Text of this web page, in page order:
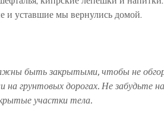
и уставшие мы вернулись домой.
быть закрытыми, чтобы не
грунтовых дорогах. Не забудьте
участки тела.